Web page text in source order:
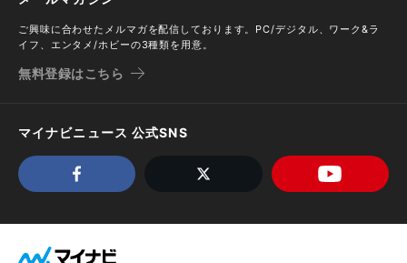
ご興味に合わせたメルマガを配信しております。PC/デジタル、ワーク&ラ
イフ、エンタメ/ホビーの3種類を用意。
無料登録はこちら
マイナビニュース 公式SNS